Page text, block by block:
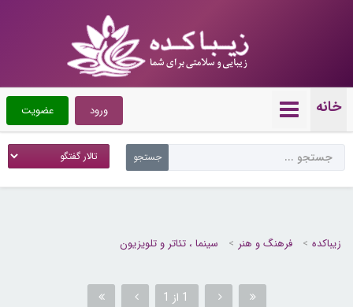
خانه عضویت ورود
زیباکده فرهنگ و هنر سینما ، تئاتر و تلویزیون
1 از 1